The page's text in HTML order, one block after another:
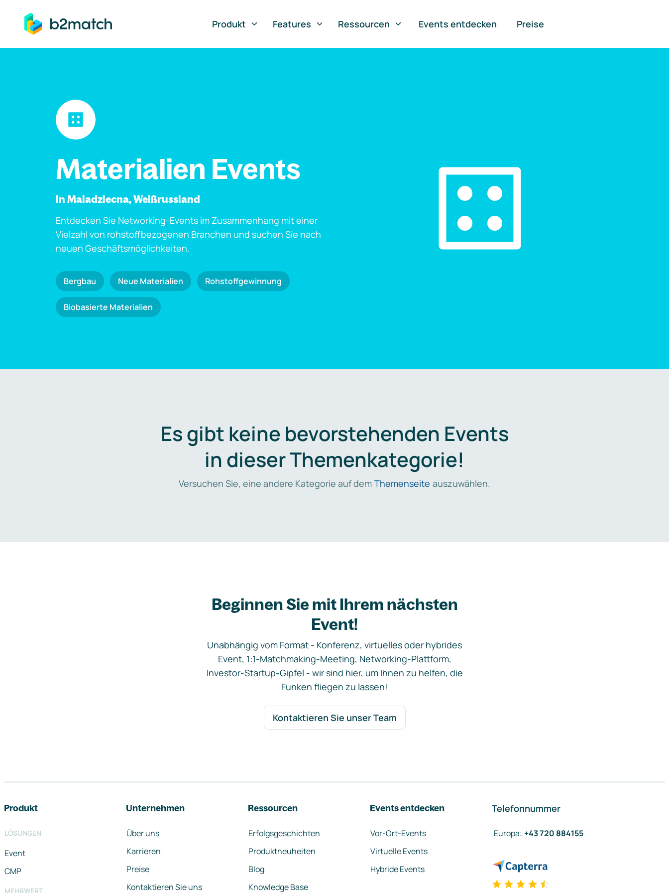
springen
Produkt
Features Ressourcen Events entdecken Preise
Materialien Events
In Maladziecna, Weißrussland
Entdecken Sie Networking-Events im Zusammenhang mit einer
Vielzahl von rohstoffbezogenen Branchen und suchen Sie nach
neuen Geschäftsmöglichkeiten.
Bergbau Neue Materialien Rohstoffgewinnung
Biobasierte Materialien
Es gibt keine bevorstehenden Events
in dieser Themenkategorie!
Versuchen Sie, eine andere Kategorie auf dem Themenseite auszuwählen.
Beginnen Sie mit Ihrem nächsten
Event!
Unabhängig vom Format - Konferenz, virtuelles oder hybrides
Event, 1:1-Matchmaking-Meeting, Networking-Plattform,
Investor-Startup-Gipfel - wir sind hier, um Ihnen zu helfen, die
Funken fliegen zu lassen!
Kontaktieren Sie unser Team
Produkt
LÖSUNGEN
Event
CMP
MEHRWERT
Unternehmen
Über uns
Karrieren
Preise
Kontaktieren Sie uns
Ressourcen
Erfolgsgeschichten
Produktneuheiten
Blog
Knowledge Base
Events entdecken
Vor-Ort-Events
Virtuelle Events
Hybride Events
Telefonnummer
Europa: +43 720 884155